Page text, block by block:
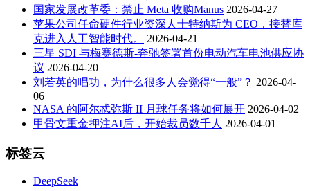
国家发展改革委：禁止 Meta 收购Manus 2026-04-27
苹果公司任命硬件行业资深人士特纳斯为 CEO，接替库
克进入人工智能时代。
2026-04-21
三星 SDI 与梅赛德斯-奔驰签署首份电动汽车电池供应协
议 2026-04-20
刘若英的唱功，为什么很多人会觉得“一般”？ 2026-04-
06
NASA 的阿尔忒弥斯 II 月球任务将如何展开 2026-04-02
甲骨文重金押注AI后，开始裁员数千人 2026-04-01
标签云
DeepSeek